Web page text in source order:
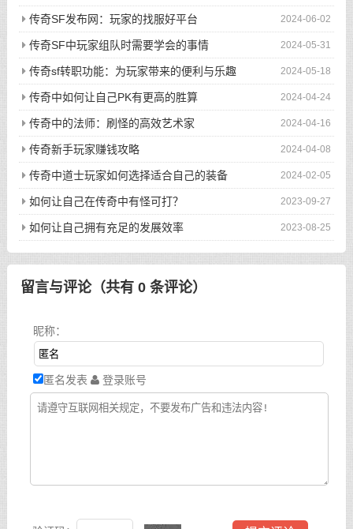
2024-06-02
传奇SF发布网：玩家的找服好平台
2024-05-31
传奇SF中玩家组队时需要学会的事情
2024-05-18
传奇sf转职功能：为玩家带来的便利与乐趣
2024-04-24
传奇中如何让自己PK有更高的胜算
2024-04-16
传奇中的法师：刷怪的高效艺术家
2024-04-08
传奇新手玩家赚钱攻略
2024-02-05
传奇中道士玩家如何选择适合自己的装备
2023-09-27
如何让自己在传奇中有怪可打？
2023-08-25
如何让自己拥有充足的发展效率
留言与评论（共有 0条评论）
昵称：
匿名发表 登录账号